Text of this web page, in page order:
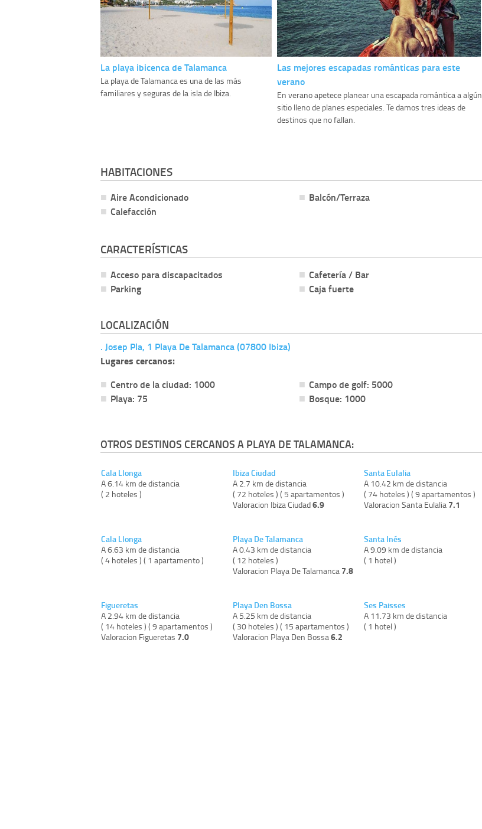
La playa ibicenca de Talamanca
La playa de Talamanca es una de las más
familiares y seguras de la isla de Ibiza.
Las mejores escapadas románticas para este
verano
En verano apetece planear una escapada romántica a algún
sitio lleno de planes especiales. Te damos tres ideas de
destinos que no fallan.
HABITACIONES
Aire Acondicionado
Calefacción
Balcón/Terraza
CARACTERÍSTICAS
Acceso para discapacitados
Parking
Cafetería / Bar
Caja fuerte
LOCALIZACIÓN
. Josep Pla, 1 Playa De Talamanca (07800 Ibiza)
Lugares cercanos:
Centro de la ciudad: 1000
Playa: 75
Campo de golf: 5000
Bosque: 1000
OTROS DESTINOS CERCANOS A PLAYA DE TALAMANCA:
Cala Llonga
A 6.14 km de distancia
( 2 hoteles )
Cala Llonga
A 6.63 km de distancia
( 4 hoteles ) ( 1 apartamento )
Figueretas
A 2.94 km de distancia
( 14 hoteles ) ( 9 apartamentos )
Valoracion Figueretas 7.0
Ibiza Ciudad
A 2.7 km de distancia
( 72 hoteles ) ( 5 apartamentos )
Valoracion Ibiza Ciudad6.9
Playa De Talamanca
A 0.43 km de distancia
( 12 hoteles )
Valoracion Playa De Talamanca 7.8
Playa Den Bossa
A 5.25 km de distancia
( 30 hoteles ) ( 15 apartamentos )
Valoracion Playa Den Bossa 6.2
Santa Eulalia
A 10.42 km de distancia
( 74 hoteles ) ( 9 apartamentos )
Valoracion Santa Eulalia 7.1
Santa Inés
A 9.09 km de distancia
( 1 hotel )
Ses Paisses
A 11.73 km de distancia
( 1 hotel )